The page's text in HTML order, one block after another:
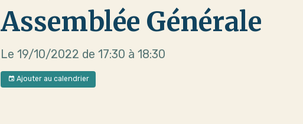
Assemblée Générale
Le 19/10/2022 de 17:30 à 18:30
Ajouter au calendrier